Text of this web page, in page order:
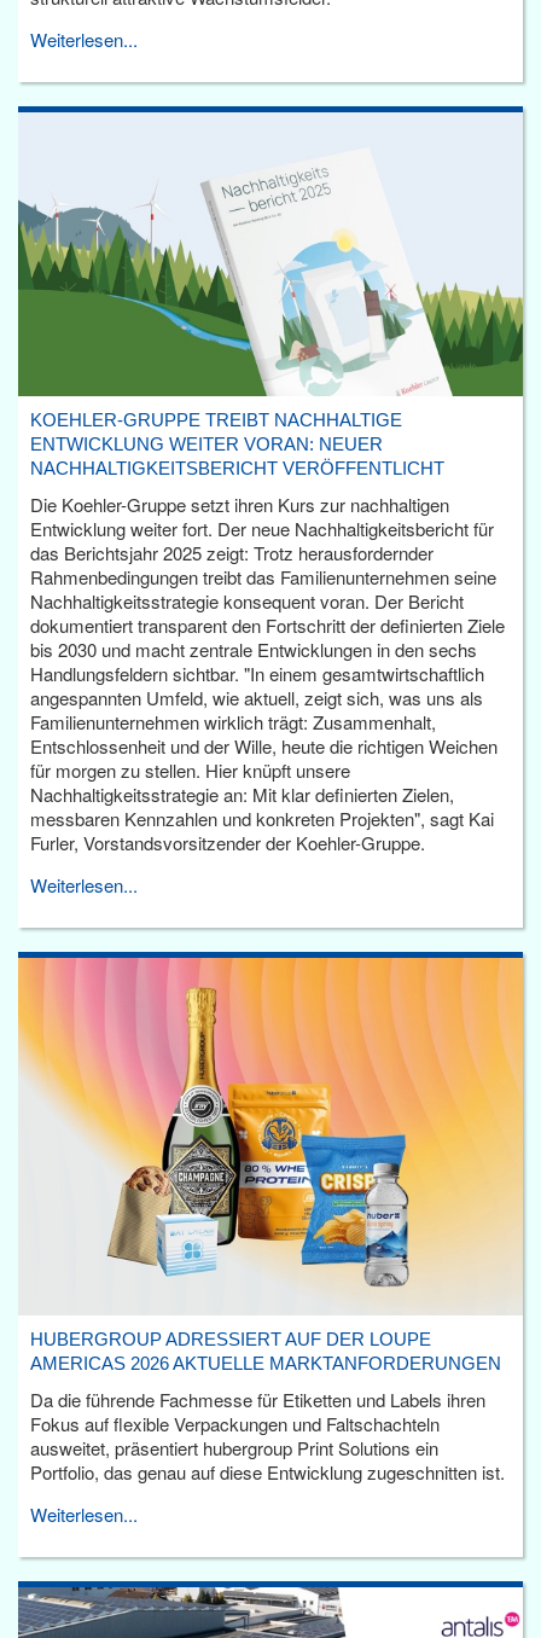
Weiterlesen...
KOEHLER-GRUPPE TREIBT NACHHALTIGE
ENTWICKLUNG WEITER VORAN: NEUER
NACHHALTIGKEITSBERICHT VERÖFFENTLICHT
Die Koehler-Gruppe setzt ihren Kurs zur nachhaltigen
Entwicklung weiter fort. Der neue Nachhaltigkeitsbericht für
das Berichtsjahr 2025 zeigt: Trotz herausfordernder
Rahmenbedingungen treibt das Familienunternehmen seine
Nachhaltigkeitsstrategie konsequent voran. Der Bericht
dokumentiert transparent den Fortschritt der definierten Ziele
bis 2030 und macht zentrale Entwicklungen in den sechs
Handlungsfeldern sichtbar. "In einem gesamtwirtschaftlich
angespannten Umfeld, wie aktuell, zeigt sich, was uns als
Familienunternehmen wirklich trägt: Zusammenhalt,
Entschlossenheit und der Wille, heute die richtigen Weichen
für morgen zu stellen. Hier knüpft unsere
Nachhaltigkeitsstrategie an: Mit klar definierten Zielen,
messbaren Kennzahlen und konkreten Projekten", sagt Kai
Furler, Vorstandsvorsitzender der Koehler-Gruppe.
Weiterlesen...
HUBERGROUP ADRESSIERT AUF DER LOUPE
AMERICAS 2026 AKTUELLE MARKTANFORDERUNGEN
Da die führende Fachmesse für Etiketten und Labels ihren
Fokus auf flexible Verpackungen und Faltschachteln
ausweitet, präsentiert hubergroup Print Solutions ein
Portfolio, das genau auf diese Entwicklung zugeschnitten ist.
Weiterlesen...